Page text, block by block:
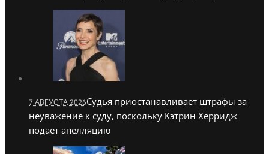
7 АВГУСТА 2026Судья приостанавливает штрафы за
неуважение к суду, поскольку Кэтрин Херридж
подает апелляцию